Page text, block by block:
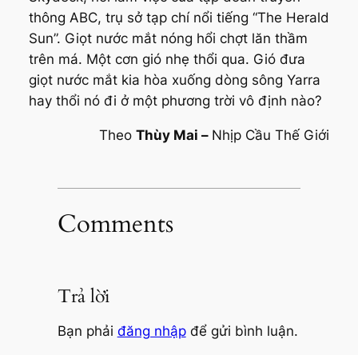
thông ABC, trụ sở tạp chí nổi tiếng “The Herald
Sun”. Giọt nước mắt nóng hổi chợt lăn thầm
trên má. Một cơn gió nhẹ thổi qua. Gió đưa
giọt nước mắt kia hòa xuống dòng sông Yarra
hay thổi nó đi ở một phương trời vô định nào?
TheoThùy Mai – Nhịp Cầu Thế Giới
Comments
Trả lời
Bạn phải đăng nhậpđể gửi bình luận.